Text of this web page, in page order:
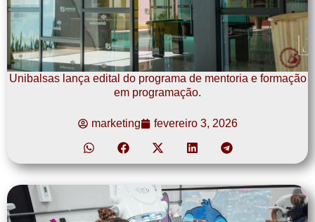
Unibalsas lança edital do programa de mentoria e formação
em programação.
marketing fevereiro 3, 2026